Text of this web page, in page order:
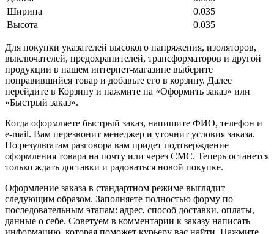
Ширина
0.035
Высота
0.035
Для покупки указателей высокого напряжения, изоляторов,
выключателей, предохранителей, трансформаторов и другой
продукции в нашем интернет-магазине выберите
понравившийся товар и добавьте его в корзину. Далее
перейдите в Корзину и нажмите на «Оформить заказ» или
«Быстрый заказ».
Когда оформляете быстрый заказ, напишите ФИО, телефон и
e-mail. Вам перезвонит менеджер и уточнит условия заказа.
По результатам разговора вам придет подтверждение
оформления товара на почту или через СМС. Теперь останется
только ждать доставки и радоваться новой покупке.
Оформление заказа в стандартном режиме выглядит
следующим образом. Заполняете полностью форму по
последовательным этапам: адрес, способ доставки, оплаты,
данные о себе. Советуем в комментарии к заказу написать
информацию, которая поможет курьеру вас найти. Нажмите